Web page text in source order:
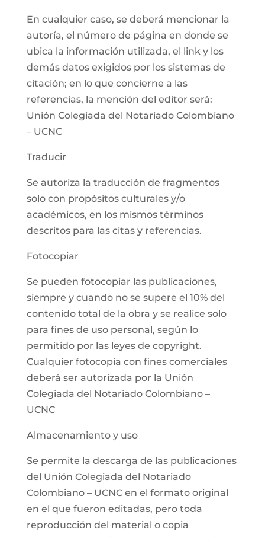
En cualquier caso, se deberá mencionar la
autoría, el número de página en donde se
ubica la información utilizada, el link y los
demás datos exigidos por los sistemas de
citación; en lo que concierne a las
referencias, la mención del editor será:
Unión Colegiada del Notariado Colombiano
– UCNC
Traducir
Se autoriza la traducción de fragmentos
solo con propósitos culturales y/o
académicos, en los mismos términos
descritos para las citas y referencias.
Fotocopiar
Se pueden fotocopiar las publicaciones,
siempre y cuando no se supere el 10% del
contenido total de la obra y se realice solo
para fines de uso personal, según lo
permitido por las leyes de copyright.
Cualquier fotocopia con fines comerciales
deberá ser autorizada por la Unión
Colegiada del Notariado Colombiano –
UCNC
Almacenamiento y uso
Se permite la descarga de las publicaciones
del Unión Colegiada del Notariado
Colombiano – UCNC en el formato original
en el que fueron editadas, pero toda
reproducción del material o copia